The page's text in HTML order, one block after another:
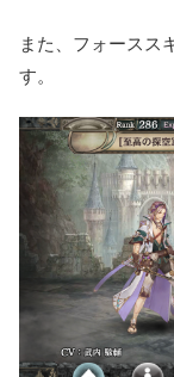
また、フォースス
す。